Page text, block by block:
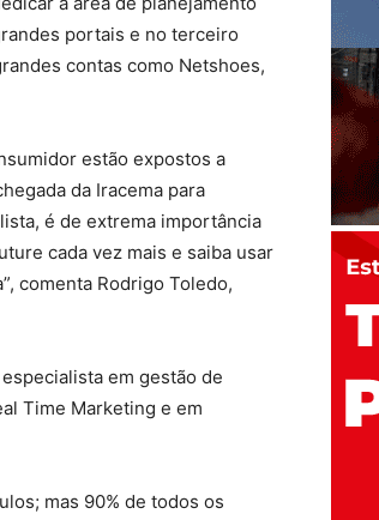
portais e no terceiro
contas como Netshoes,
estão expostos a
da Iracema para
é de extrema importância
cada vez mais e saiba usar
comenta Rodrigo Toledo,
em gestão de
Time Marketing e em
mas 90% de todos os